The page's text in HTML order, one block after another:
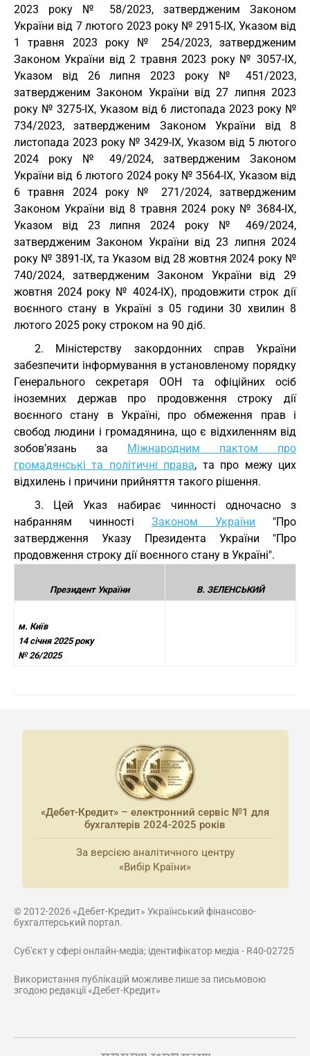
2023 року № 58/2023, затвердженим Законом
України від 7 лютого 2023 року № 2915-IX, Указом від
1 травня 2023 року № 254/2023, затвердженим
Законом України від 2 травня 2023 року № 3057-IX,
Указом від 26 липня 2023 року № 451/2023,
затвердженим Законом України від 27 липня 2023
року № 3275-IX, Указом від 6 листопада 2023 року №
734/2023, затвердженим Законом України від 8
листопада 2023 року № 3429-IX, Указом від 5 лютого
2024 року № 49/2024, затвердженим Законом
України від 6 лютого 2024 року № 3564-IX, Указом від
6 травня 2024 року № 271/2024, затвердженим
Законом України від 8 травня 2024 року № 3684-IX,
Указом від 23 липня 2024 року № 469/2024,
затвердженим Законом України від 23 липня 2024
року № 3891-IX, та Указом від 28 жовтня 2024 року №
740/2024, затвердженим Законом України від 29
жовтня 2024 року № 4024-IX), продовжити строк дії
воєнного стану в Україні з 05 години 30 хвилин 8
лютого 2025 року строком на 90 діб.
2. Міністерству закордонних справ України
забезпечити інформування в установленому порядку
Генерального секретаря ООН та офіційних осіб
іноземних держав про продовження строку дії
воєнного стану в Україні, про обмеження прав і
свобод людини і громадянина, що є відхиленням від
зобов’язань за Міжнародним пактом про
громадянські та політичні права, та про межу цих
відхилень і причини прийняття такого рішення.
3. Цей Указ набирає чинності одночасно з
набранням чинності Законом України "Про
затвердження Указу Президента України "Про
продовження строку дії воєнного стану в Україні".
Президент України В. ЗЕЛЕНСЬКИЙ
м. Київ
14 січня 2025 року
№ 26/2025
«Дебет-Кредит» – електронний сервіс №1 для
бухгалтерів 2024-2025 років
За версією аналітичного центру
«Вибір Країни»
© 2012-2026 «Дебет-Кредит» Український фінансово-
бухгалтерський портал.
Суб'єкт у сфері онлайн-медіа; ідентифікатор медіа - R40-02725
Використання публікацій можливе лише за письмовою
згодою редакції «Дебет-Кредит»